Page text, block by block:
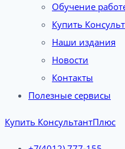
Обучение
Купить
Наши издания
Новости
Контакты
Полезные сервисы
Купить КонсультантПлюс